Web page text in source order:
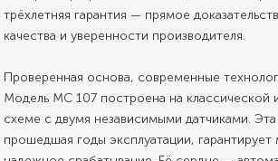
трёхлетняя гарантия — прямое
качества и уверенности производителя.
Проверенная основа, современные
Модель МС 107 построена на классической
схеме с двумя независимыми датчиками.
прошедшая годы эксплуатации, гарантирует